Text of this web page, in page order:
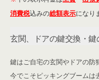
消費税込みの総額表示になり
玄関、ドアの鍵交換・
鍵はご自宅の玄関やドアの防
今でこそピッキングブームは